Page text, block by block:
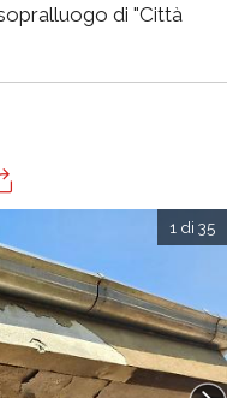
di "Città
1 di 35